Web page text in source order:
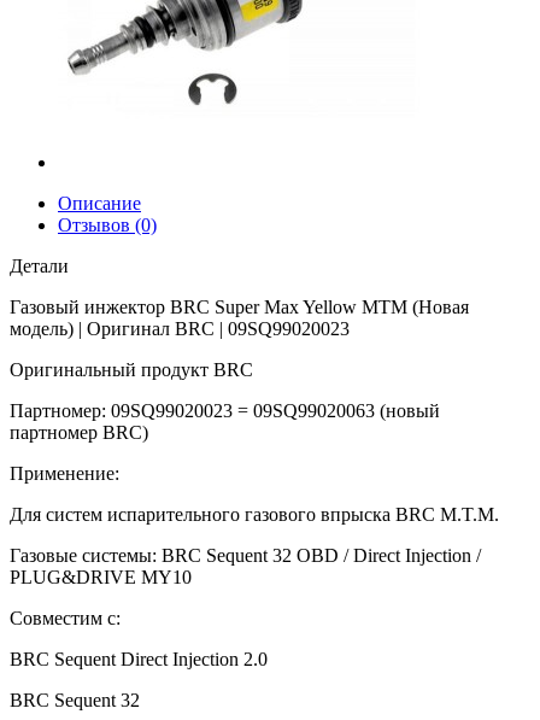
Описание
Отзывов (0)
Детали
Газовый инжектор BRC Super Max Yellow MTM (Новая
модель) | Оригинал BRC | 09SQ99020023
Оригинальный продукт BRC
Партномер: 09SQ99020023 = 09SQ99020063 (новый
партномер BRC)
Применение:
Для систем испарительного газового впрыска BRC M.T.M.
Газовые системы: BRC Sequent 32 OBD / Direct Injection /
PLUG&DRIVE MY10
Совместим с:
BRC Sequent Direct Injection 2.0
BRC Sequent 32